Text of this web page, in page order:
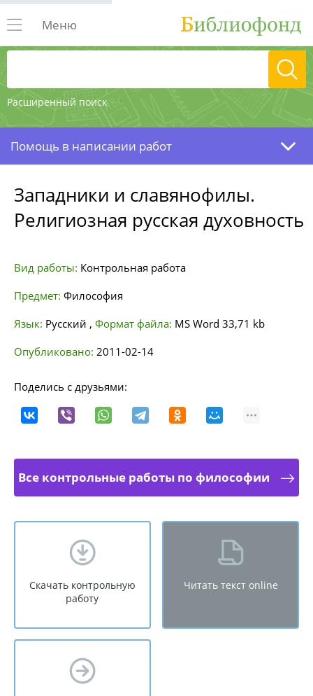
Расширенный поиск
Меню
Помощь в написании работ
Западники и славянофилы.
Религиозная русская духовность
Вид работы: Контрольная работа
Предмет: Философия
Язык: Русский , Формат файла: MS Word 33,71 kb
Опубликовано: 2011-02-14
Поделись с друзьями:
Все контрольные работы по философии
Скачать контрольную
работу
Читать текст online